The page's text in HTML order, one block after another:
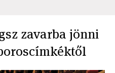
zavarba jönni